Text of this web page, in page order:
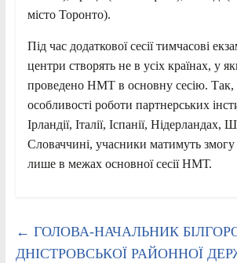
місто Торонто).
Під час додаткової сесії тимчасові
центри створять не в усіх країнах, у
проведено НМТ в основну сесію. Так,
особливості роботи партнерських
Ірландії, Італії, Іспанії, Нідерландах,
Словаччині, учасники матимуть змогу
лише в межах основної сесії НМТ.
← ГОЛОВА-НАЧАЛЬНИК
ДНІСТРОВСЬКОЇ РАЙОННОЇ